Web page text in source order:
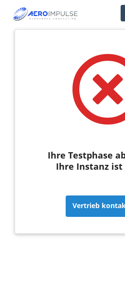
Ihre Testphase
Ihre Instanz ist
Vertrieb